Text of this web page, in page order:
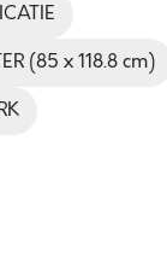
(85 x 118.8 cm)